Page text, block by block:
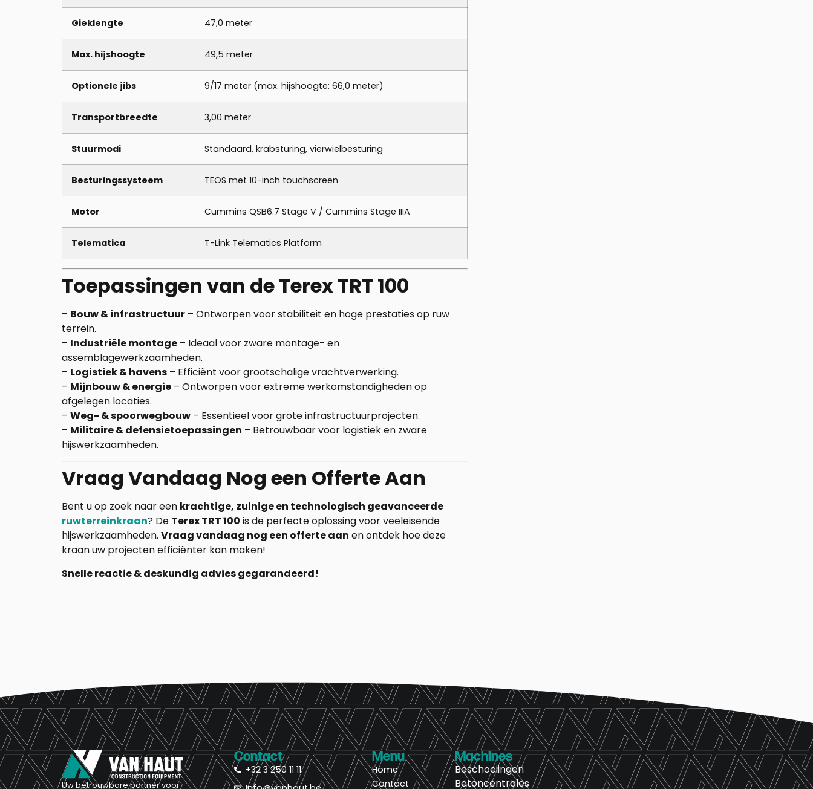
Gieklengte 47,0 meter
Max. hijshoogte 49,5 meter
Optionele jibs 9/17 meter (max. hijshoogte: 66,0 meter)
Transportbreedte 3,00 meter
Stuurmodi Standaard, krabsturing, vierwielbesturing
Besturingssysteem TEOS met 10-inch touchscreen
Motor Cummins QSB6.7 Stage V / Cummins Stage IIIA
Telematica T-Link Telematics Platform
Toepassingen van de Terex TRT 100
– Bouw & infrastructuur – Ontworpen voor stabiliteit en hoge prestaties op ruw
terrein.
– Industriële montage – Ideaal voor zware montage- en
assemblagewerkzaamheden.
– Logistiek & havens – Efficiënt voor grootschalige vrachtverwerking.
– Mijnbouw & energie – Ontworpen voor extreme werkomstandigheden op
afgelegen locaties.
– Weg- & spoorwegbouw – Essentieel voor grote infrastructuurprojecten.
– Militaire & defensietoepassingen – Betrouwbaar voor logistiek en zware
hijswerkzaamheden.
Vraag Vandaag Nog een Offerte Aan
Bent u op zoek naar een krachtige, zuinige en technologisch geavanceerde
ruwterreinkraan? De Terex TRT 100 is de perfecte oplossing voor veeleisende
hijswerkzaamheden. Vraag vandaag nog een offerte aan en ontdek hoe deze
kraan uw projecten efficiënter kan maken!
Snelle reactie & deskundig advies gegarandeerd!
Uw betrouwbare partner voor
Contact
+32 3 250 11 11
Menu
Home
Contact
Machines
Beschoeiingen
Betoncentrales